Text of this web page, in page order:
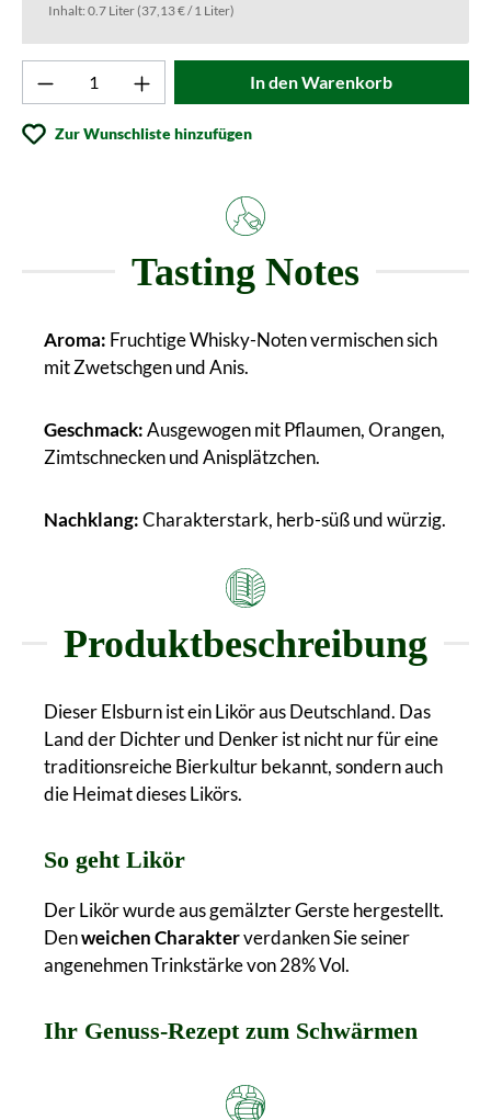
Inhalt: 0.7 Liter(37,13 € / 1 Liter)
Produkt Anzahl: Gib den gewünschten
In den Warenkorb
Zur Wunschliste hinzufügen
Tasting Notes
Aroma: Fruchtige Whisky-Noten vermischen sich
mit Zwetschgen und Anis.
Geschmack:Ausgewogen mit Pflaumen, Orangen,
Zimtschnecken und Anisplätzchen.
Nachklang:Charakterstark, herb-süß und würzig.
Produktbeschreibung
Dieser Elsburn ist ein Likör aus Deutschland. Das
Land der Dichter und Denker ist nicht nur für eine
traditionsreiche Bierkultur bekannt, sondern auch
die Heimat dieses Likörs.
So geht Likör
Der Likör wurde aus gemälzter Gerste hergestellt.
Denweichen Charakterverdanken Sie seiner
angenehmen Trinkstärke von 28% Vol.
Ihr Genuss-Rezept zum Schwärmen